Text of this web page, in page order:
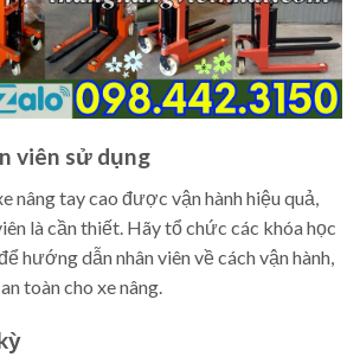
viên sử dụng
nâng tay cao được vận hành hiệu quả,
là cần thiết. Hãy tổ chức các khóa học
hướng dẫn nhân viên về cách vận hành,
toàn cho xe nâng.